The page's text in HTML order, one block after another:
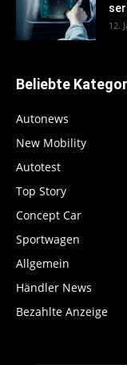
12.
Beliebte
Autonews
New Mobility
Autotest
Top Story
Concept Car
Sportwagen
Allgemein
Händler News
Bezahlte Anzeige